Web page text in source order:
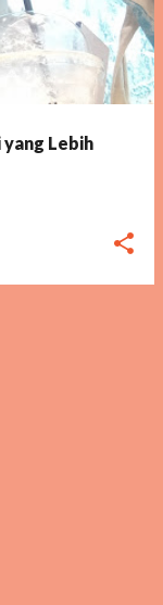
yang Lebih